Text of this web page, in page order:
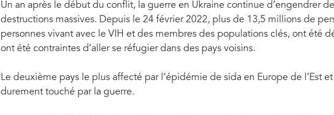
Un an après le début du conflit, la guerre en Ukraine continue d’engendrer
destructions massives. Depuis le 24 février 2022, plus de 13,5 millions de
personnes vivant avec le VIH et des membres des populations clés, ont été
ont été contraintes d’aller se réfugier dans des pays voisins.
Le deuxième pays le plus affecté par l’épidémie de sida en Europe de l’Est
durement touché par la guerre.